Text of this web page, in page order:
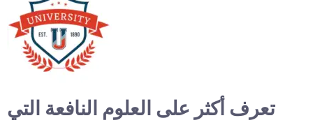
تعرف أكثر على العلوم النافعة التي